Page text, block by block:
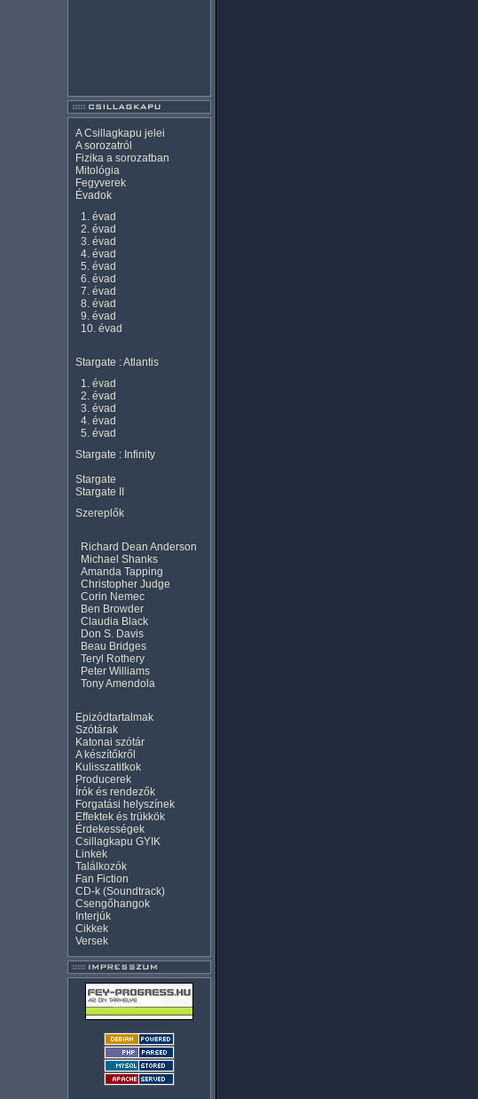
A Csillagkapu jelei
A sorozatról
Fizika a sorozatban
Mitológia
Fegyverek
Évadok
1. évad
2. évad
3. évad
4. évad
5. évad
6. évad
7. évad
8. évad
9. évad
10. évad
Stargate : Atlantis
1. évad
2. évad
3. évad
4. évad
5. évad
Stargate : Infinity
Stargate
Stargate II
Szereplők
Richard Dean Anderson
Michael Shanks
Amanda Tapping
Christopher Judge
Corin Nemec
Ben Browder
Claudia Black
Don S. Davis
Beau Bridges
Teryl Rothery
Peter Williams
Tony Amendola
Epizódtartalmak
Szótárak
Katonai szótár
A készítőkről
Kulisszatitkok
Producerek
Írók és rendezők
Forgatási helyszínek
Effektek és trükkök
Érdekességek
Csillagkapu GYIK
Linkek
Találkozók
Fan Fiction
CD-k (Soundtrack)
Csengőhangok
Interjúk
Cikkek
Versek